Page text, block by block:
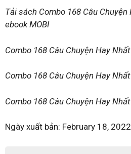
Tải sách Combo 168 Câu Chuyện
ebook MOBI
Combo 168 Câu Chuyện Hay
Combo 168 Câu Chuyện Hay
Combo 168 Câu Chuyện Hay
Ngày xuất bản: February 18,